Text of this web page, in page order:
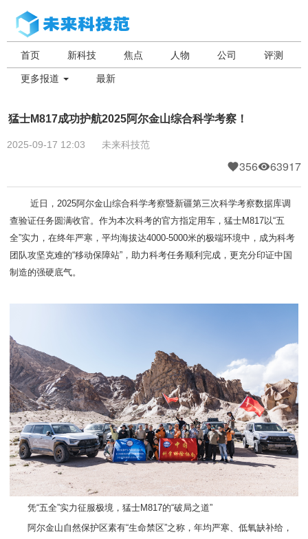
首页 新科技 焦点 人物 公司 评测
更多报道 最新
猛士M817成功护航2025阿尔金山综合科学考察！
2025-09-17 12:03 未来科技范
356 63917
近日，2025阿尔金山综合科学考察暨新疆第三次科学考察数据库调
查验证任务圆满收官。作为本次科考的官方指定用车，猛士M817以“五
全”实力，在终年严寒，平均海拔达4000-5000米的极端环境中，成为科考
团队攻坚克难的“移动保障站”，助力科考任务顺利完成，更充分印证中国
制造的强硬底气。
凭“五全”实力征服极境，猛士M817的“破局之道”
阿尔金山自然保护区素有“生命禁区”之称，年均严寒、低氧缺补给，